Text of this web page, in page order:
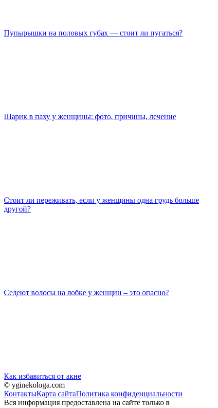
Пупырышки на половых губах — стоит ли пугаться?
Шарик в паху у женщины: фото, причины, лечение
Стоит ли переживать, если у женщины одна грудь больше
другой?
Седеют волосы на лобке у женщин – это опасно?
Как избавиться от акне
© yginekologa.com
КонтактыКарта сайтаПолитика конфиденциальности
Вся информация предоставлена на сайте только в